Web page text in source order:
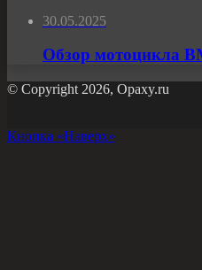
30.05.2025
Обзор мотоцикла
© Copyright 2026, Opaxy.ru
Кнопка «Наверх»